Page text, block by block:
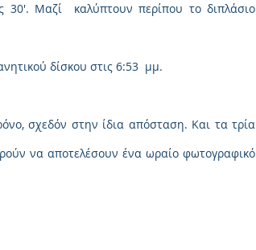
Μαζί  καλύπτουν περίπου το διπλάσιο
δίσκου στις 6:53  μμ.
σχεδόν στην ίδια απόσταση. Και τα τρία
να αποτελέσουν ένα ωραίο φωτογραφικό